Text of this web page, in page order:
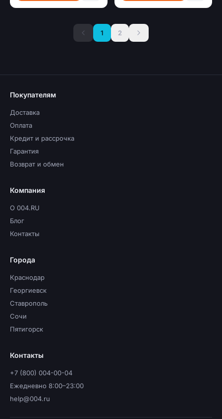
1 2
Покупателям
Доставка
Оплата
Кредит и рассрочка
Гарантия
Возврат и обмен
Компания
О 004.RU
Блог
Контакты
Города
Краснодар
Георгиевск
Ставрополь
Сочи
Пятигорск
Контакты
+7 (800) 004-00-04
Ежедневно 8:00–23:00
help@004.ru